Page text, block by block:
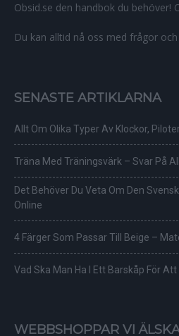
Obsid.se den handbok du behöver!
Du kan alltid nå oss med frågor och
SENASTE ARTIKLARNA
Allt Om Olika Typer Av Klockor,
Träna Med Träningsvärk – Svar På
Det Behöver Du Veta Om Den
Online
4 Färger Som Passar Till Beige –
Vad Ska Man Ha I Ett Barskåp För
WEBBSHOPPAR VI